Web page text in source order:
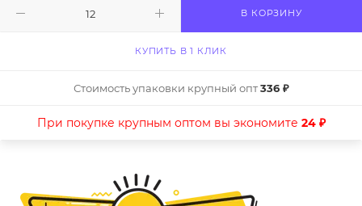
В КОРЗИНУ
КУПИТЬ В 1 КЛИК
Стоимость упаковки крупный опт336 ₽
При покупке крупным оптом вы экономите 24 ₽